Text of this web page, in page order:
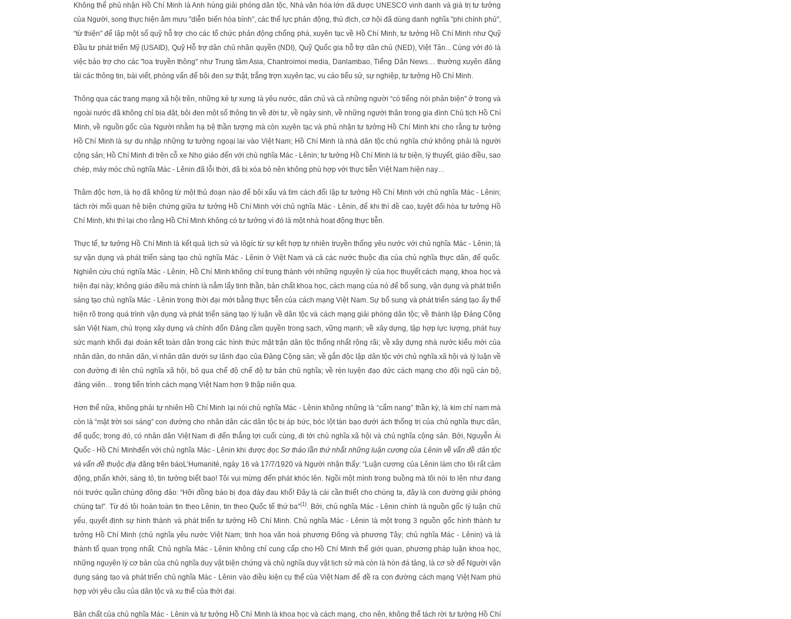
Không thể phủ nhận Hồ Chí Minh là Anh hùng giải phóng dân tộc, Nhà văn hóa lớn đã được UNESCO vinh danh và giá trị tư tưởng
của Người, song thực hiện âm mưu "diễn biến hòa bình”, các thế lực phản động, thù địch, cơ hội đã dùng danh nghĩa "phi chính phủ",
“từ thiện” để lập một số quỹ hỗ trợ cho các tổ chức phản động chống phá, xuyên tạc về Hồ Chí Minh, tư tưởng Hồ Chí Minh như Quỹ
Đầu tư phát triển Mỹ (USAID), Quỹ Hỗ trợ dân chủ nhân quyền (NDI), Quỹ Quốc gia hỗ trợ dân chủ (NED), Việt Tân... Cùng với đó là
việc bảo trợ cho các "loa truyền thông" như Trung tâm Asia, Chantroimoi media, Danlambao, Tiếng Dân News… thường xuyên đăng
tải các thông tin, bài viết, phỏng vấn để bôi đen sự thật, trắng trợn xuyên tạc, vu cáo tiểu sử, sự nghiệp, tư tưởng Hồ Chí Minh.
Thông qua các trang mạng xã hội trên, những kẻ tự xưng là yêu nước, dân chủ và cả những người “có tiếng nói phản biện" ở trong và
ngoài nước đã không chỉ bịa đặt, bôi đen một số thông tin về đời tư, về ngày sinh, về những người thân trong gia đình Chủ tịch Hồ Chí
Minh, về nguồn gốc của Người nhằm hạ bệ thần tượng mà còn xuyên tạc và phủ nhận tư tưởng Hồ Chí Minh khi cho rằng tư tưởng
Hồ Chí Minh là sự du nhập những tư tưởng ngoại lai vào Việt Nam; Hồ Chí Minh là nhà dân tộc chủ nghĩa chứ không phải là người
cộng sản; Hồ Chí Minh đi trên cỗ xe Nho giáo đến với chủ nghĩa Mác - Lênin; tư tưởng Hồ Chí Minh là tư biện, lý thuyết, giáo điều, sao
chép, máy móc chủ nghĩa Mác - Lênin đã lỗi thời, đã bị xóa bỏ nên không phù hợp với thực tiễn Việt Nam hiện nay…
Thâm độc hơn, là họ đã không từ một thủ đoạn nào để bôi xấu và tìm cách đối lập tư tưởng Hồ Chí Minh với chủ nghĩa Mác - Lênin;
tách rời mối quan hệ biện chứng giữa tư tưởng Hồ Chí Minh với chủ nghĩa Mác - Lênin, để khi thì đề cao, tuyệt đối hóa tư tưởng Hồ
Chí Minh, khi thì lại cho rằng Hồ Chí Minh không có tư tưởng vì đó là một nhà hoạt động thực tiễn.
Thực tế, tư tưởng Hồ Chí Minh là kết quả lịch sử và lôgíc từ sự kết hợp tự nhiên truyền thống yêu nước với chủ nghĩa Mác - Lênin; là
sự vận dụng và phát triển sáng tạo chủ nghĩa Mác - Lênin ở Việt Nam và cả các nước thuộc địa của chủ nghĩa thực dân, đế quốc.
Nghiên cứu chủ nghĩa Mác - Lênin, Hồ Chí Minh không chỉ trung thành với những nguyên lý của học thuyết cách mạng, khoa học và
hiện đại này; không giáo điều mà chính là nắm lấy tinh thần, bản chất khoa học, cách mạng của nó để bổ sung, vận dụng và phát triển
sáng tạo chủ nghĩa Mác - Lênin trong thời đại mới bằng thực tiễn của cách mạng Việt Nam. Sự bổ sung và phát triển sáng tạo ấy thể
hiện rõ trong quá trình vận dụng và phát triển sáng tạo lý luận về dân tộc và cách mạng giải phóng dân tộc; về thành lập Đảng Cộng
sản Việt Nam, chú trọng xây dựng và chỉnh đốn Đảng cầm quyền trong sạch, vững mạnh; về xây dựng, tập hợp lực lượng, phát huy
sức mạnh khối đại đoàn kết toàn dân trong các hình thức mặt trận dân tộc thống nhất rộng rãi; về xây dựng nhà nước kiểu mới của
nhân dân, do nhân dân, vì nhân dân dưới sự lãnh đạo của Đảng Cộng sản; về gắn độc lập dân tộc với chủ nghĩa xã hội và lý luận về
con đường đi lên chủ nghĩa xã hội, bỏ qua chế độ chế độ tư bản chủ nghĩa; về rèn luyện đạo đức cách mạng cho đội ngũ cán bộ,
đảng viên… trong tiến trình cách mạng Việt Nam hơn 9 thập niên qua.
Hơn thế nữa, không phải tự nhiên Hồ Chí Minh lại nói chủ nghĩa Mác - Lênin không những là “cẩm nang” thần kỳ, là kim chỉ nam mà
còn là “mặt trời soi sáng” con đường cho nhân dân các dân tộc bị áp bức, bóc lột tàn bạo dưới ách thống trị của chủ nghĩa thực dân,
đế quốc; trong đó, có nhân dân Việt Nam đi đến thắng lợi cuối cùng, đi tới chủ nghĩa xã hội và chủ nghĩa cộng sản. Bởi, Nguyễn Ái
Quốc - Hồ Chí Minhđến với chủ nghĩa Mác - Lênin khi được đọcSơ thảo lần thứ nhất những luận cương của Lênin về vấn đề dân tộc
và vấn đề thuộc địa đăng trên báoL’Humanité, ngày 16 và 17/7/1920và Người nhận thấy: “Luận cương của Lênin làm cho tôi rất cảm
động, phấn khởi, sáng tỏ, tin tưởng biết bao! Tôi vui mừng đến phát khóc lên. Ngồi một mình trong buồng mà tôi nói to lên như đang
nói trước quần chúng đông đảo: “Hỡi đồng bào bị đọa đày đau khổ! Đây là cái cần thiết cho chúng ta, đây là con đường giải phóng
chúng ta!”. Từ đó tôi hoàn toàn tin theo Lênin, tin theo Quốc tế thứ ba”(1)
. Bởi, chủ nghĩa Mác - Lênin chính là nguồn gốc lý luận chủ
yếu, quyết định sự hình thành và phát triển tư tưởng Hồ Chí Minh. Chủ nghĩa Mác - Lênin là một trong 3 nguồn gốc hình thành tư
tưởng Hồ Chí Minh (chủ nghĩa yêu nước Việt Nam; tinh hoa văn hoá phương Đông và phương Tây; chủ nghĩa Mác - Lênin) và là
thành tố quan trọng nhất. Chủ nghĩa Mác - Lênin không chỉ cung cấp cho Hồ Chí Minh thế giới quan, phương pháp luận khoa học,
những nguyên lý cơ bản của chủ nghĩa duy vật biện chứng và chủ nghĩa duy vật lịch sử mà còn là hòn đá tảng, là cơ sở để Người vận
dụng sáng tạo và phát triển chủ nghĩa Mác - Lênin vào điều kiện cụ thể của Việt Nam để đề ra con đường cách mạng Việt Nam phù
hợp với yêu cầu của dân tộc và xu thế của thời đại.
Bản chất của chủ nghĩa Mác - Lênin và tư tưởng Hồ Chí Minh là khoa học và cách mạng, cho nên, không thể tách rời tư tưởng Hồ Chí